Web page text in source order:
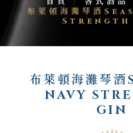
布萊頓海灘琴酒
Strength
布萊頓海灘琴
NAVY
GIN